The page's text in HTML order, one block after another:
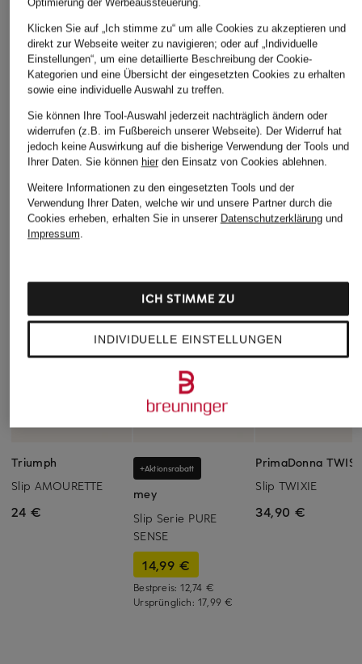
Triumph
Slip AMOURETTE
24 €
+Aktionsrabatt
mey
Slip Serie PURE
SENSE
14,99 €
Bestpreis:12,74 €
Ursprünglich: 17,99 €
PrimaDonna
Slip TWIXIE
34,90 €
Klicken Sie auf „Ich stimme zu“ um alle Cookies zu akzeptieren und
direkt zur Webseite weiter zu navigieren; oder auf „Individuelle
Einstellungen“, um eine detaillierte Beschreibung der Cookie-
Kategorien und eine Übersicht der eingesetzten Cookies zu erhalten
sowie eine individuelle Auswahl zu treffen.
Sie können Ihre Tool-Auswahl jederzeit nachträglich ändern oder
widerrufen (z.B. im Fußbereich unserer Webseite). Der Widerruf hat
jedoch keine Auswirkung auf die bisherige Verwendung der Tools und
Ihrer Daten. Sie können hierden Einsatz von Cookies ablehnen.
Weitere Informationen zu den eingesetzten Tools und der
Verwendung Ihrer Daten, welche wir und unsere Partner durch die
Cookies erheben, erhalten Sie in unserer Datenschutzerklärungund
Impressum.
INDIVIDUELLE EINSTELLUNGEN
ICH STIMME ZU